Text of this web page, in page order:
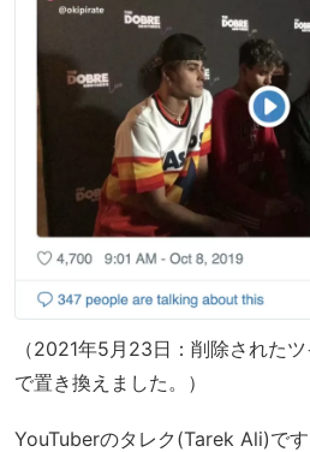
（2021年5月23日：削除された
で置き換えました。）
YouTuberのタレク(Tarek Ali)です